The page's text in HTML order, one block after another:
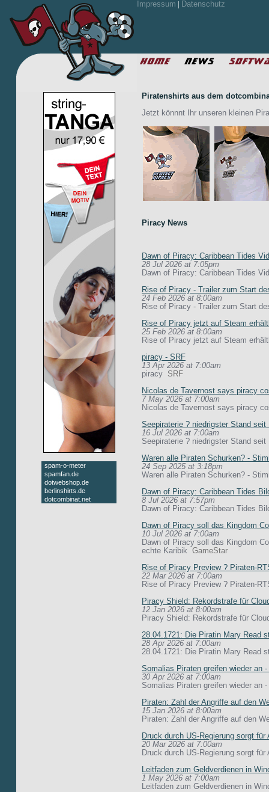
Impressum Datenschutz
spam-o-meter
spamfan.de
dotwebshop.de
berlinshirts.de
dotcombinat.net
Piratenshirts aus dem
Jetzt könnnt Ihr unseren kleinen
Piracy News
Dawn of Piracy: Caribbean Tides
28 Jul 2026 at 7:05pm
Dawn of Piracy: Caribbean Tides
Rise of Piracy - Trailer zum Start
24 Feb 2026 at 8:00am
Rise of Piracy - Trailer zum Start
Rise of Piracy jetzt auf Steam
25 Feb 2026 at 8:00am
Rise of Piracy jetzt auf Steam
piracy - SRF
13 Apr 2026 at 7:00am
piracy SRF
Nicolas de Tavernost says piracy
7 May 2026 at 7:00am
Nicolas de Tavernost says piracy
Seepiraterie ? niedrigster Stand
16 Jul 2026 at 7:00am
Seepiraterie ? niedrigster Stand
Waren alle Piraten Schurken? -
24 Sep 2025 at 3:18pm
Waren alle Piraten Schurken? -
Dawn of Piracy: Caribbean Tides
8 Jul 2026 at 7:57pm
Dawn of Piracy: Caribbean Tides
Dawn of Piracy soll das Kingdom
10 Jul 2026 at 7:00am
Dawn of Piracy soll das Kingdom
echte Karibik GameStar
Rise of Piracy Preview ? Piraten-
22 Mar 2026 at 7:00am
Rise of Piracy Preview ? Piraten-
Piracy Shield: Rekordstrafe für
12 Jan 2026 at 8:00am
Piracy Shield: Rekordstrafe für
28.04.1721: Die Piratin Mary Read
28 Apr 2026 at 7:00am
28.04.1721: Die Piratin Mary Read
Somalias Piraten greifen wieder an
30 Apr 2026 at 7:00am
Somalias Piraten greifen wieder an
Piraten: Zahl der Angriffe auf den
15 Jan 2026 at 8:00am
Piraten: Zahl der Angriffe auf den
Druck durch US-Regierung sorgt
20 Mar 2026 at 7:00am
Druck durch US-Regierung sorgt
Leitfaden zum Geldverdienen in
1 May 2026 at 7:00am
Leitfaden zum Geldverdienen in